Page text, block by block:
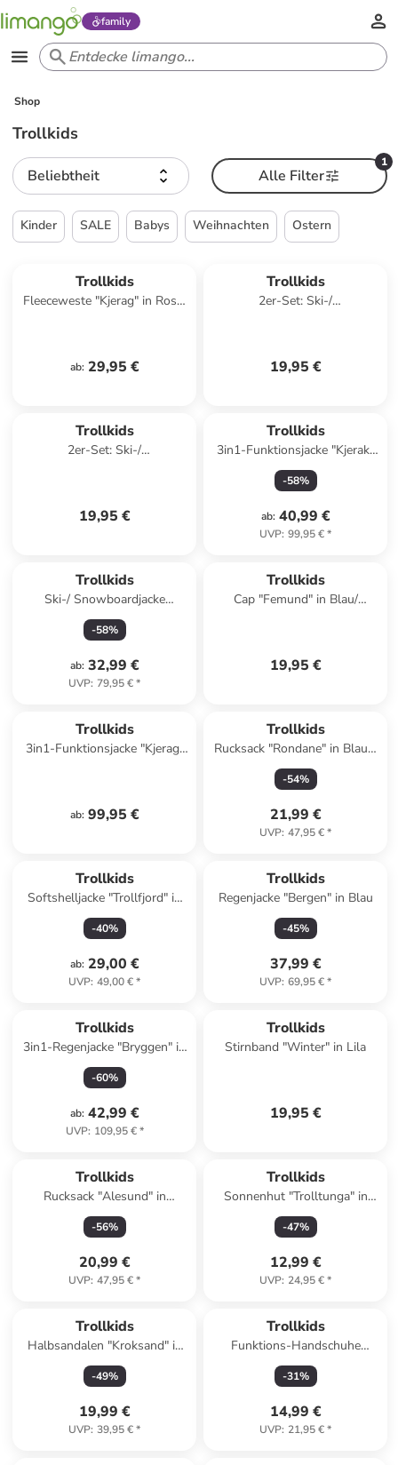
family
Shop
Trollkids
Beliebtheit
1
Alle Filter
Kinder SALE Babys Weihnachten Ostern
Trollkids
Fleeceweste "Kjerag" in Rosa/
ab: 29,95 €
Trollkids
2er-Set: Ski-/
19,95 €
Trollkids
2er-Set: Ski-/
19,95 €
Trollkids
3in1-Funktionsjacke "Kjerak"
in Blau
-58%
ab: 40,99 €
UVP: 99,95 €*
Trollkids
Ski-/ Snowboardjacke
"Hemsedal" in Türkis/
Dunkelblau
-58%
ab: 32,99 €
UVP: 79,95 €*
Trollkids
Cap "Femund" in Blau/
19,95 €
Trollkids
3in1-Funktionsjacke "Kjerag"
ab: 99,95 €
Trollkids
Rucksack "Rondane" in Blau -
(B)21 x (H)30 x (T)13 cm
-54%
21,99 €
UVP: 47,95 €*
Trollkids
Softshelljacke "Trollfjord" in
Dunkelblau/ Mint
-40%
ab: 29,00 €
UVP: 49,00 €*
Trollkids
Regenjacke "Bergen" in Blau
-45%
37,99 €
UVP: 69,95 €*
Trollkids
3in1-Regenjacke "Bryggen" in
Rosa
-60%
ab: 42,99 €
UVP: 109,95 €*
Trollkids
Stirnband "Winter" in Lila
19,95 €
Trollkids
Rucksack "Alesund" in
Dunkelblau/ Blau - (B)19 x
(H)28 x (T)12 cm
-56%
20,99 €
UVP: 47,95 €*
Trollkids
Sonnenhut "Trolltunga" in
Dunkelblau
-47%
12,99 €
UVP: 24,95 €*
Trollkids
Halbsandalen "Kroksand" in
Dunkelblau
-49%
19,99 €
UVP: 39,95 €*
Trollkids
Funktions-Handschuhe
"Trolltunga" in Dunkelblau
-31%
14,99 €
UVP: 21,95 €*